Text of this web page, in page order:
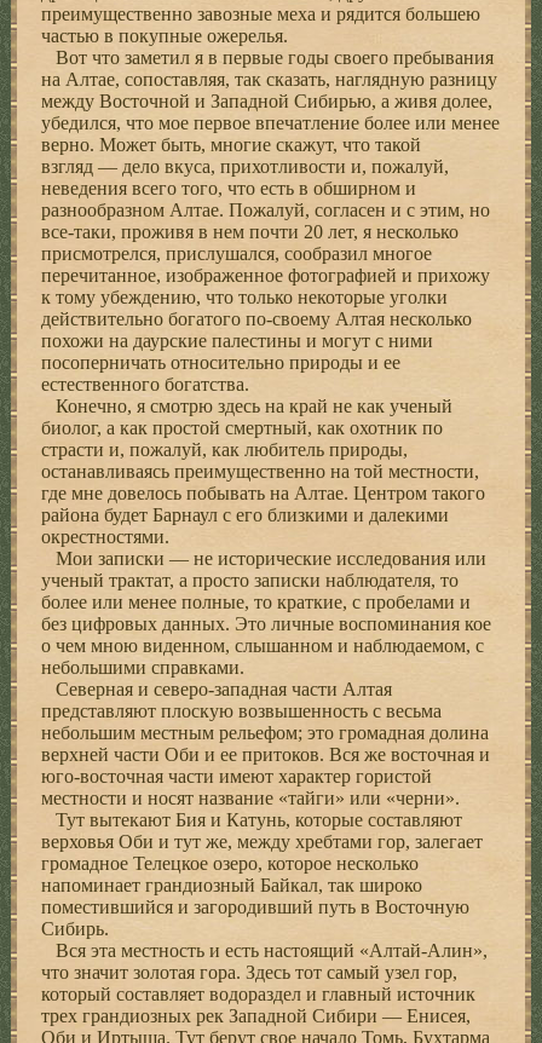
преимущественно завозные меха и рядится большею
частью в покупные ожерелья.
Вот что заметил я в первые годы своего пребывания
на Алтае, сопоставляя, так сказать, наглядную разницу
между Восточной и Западной Сибирью, а живя долее,
убедился, что мое первое впечатление более или менее
верно. Может быть, многие скажут, что такой
взгляд — дело вкуса, прихотливости и, пожалуй,
неведения всего того, что есть в обширном и
разнообразном Алтае. Пожалуй, согласен и с этим, но
все-таки, проживя в нем почти 20 лет, я несколько
присмотрелся, прислушался, сообразил многое
перечитанное, изображенное фотографией и прихожу
к тому убеждению, что только некоторые уголки
действительно богатого по-своему Алтая несколько
похожи на даурские палестины и могут с ними
посоперничать относительно природы и ее
естественного богатства.
Конечно, я смотрю здесь на край не как ученый
биолог, а как простой смертный, как охотник по
страсти и, пожалуй, как любитель природы,
останавливаясь преимущественно на той местности,
где мне довелось побывать на Алтае. Центром такого
района будет Барнаул с его близкими и далекими
окрестностями.
Мои записки — не исторические исследования или
ученый трактат, а просто записки наблюдателя, то
более или менее полные, то краткие, с пробелами и
без цифровых данных. Это личные воспоминания кое
о чем мною виденном, слышанном и наблюдаемом, с
небольшими справками.
Северная и северо-западная части Алтая
представляют плоскую возвышенность с весьма
небольшим местным рельефом; это громадная долина
верхней части Оби и ее притоков. Вся же восточная и
юго-восточная части имеют характер гористой
местности и носят название «тайги» или «черни».
Тут вытекают Бия и Катунь, которые составляют
верховья Оби и тут же, между хребтами гор, залегает
громадное Телецкое озеро, которое несколько
напоминает грандиозный Байкал, так широко
поместившийся и загородивший путь в Восточную
Сибирь.
Вся эта местность и есть настоящий «Алтай-Алин»,
что значит золотая гора. Здесь тот самый узел гор,
который составляет водораздел и главный источник
трех грандиозных рек Западной Сибири — Енисея,
Оби и Иртыша. Тут берут свое начало Томь, Бухтарма